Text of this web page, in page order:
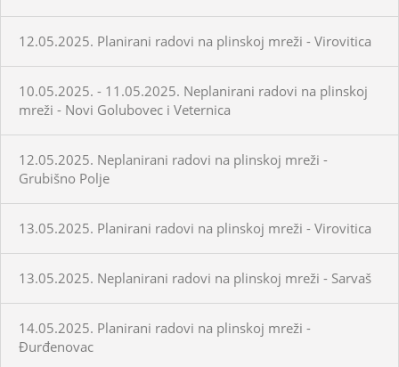
12.05.2025. Planirani radovi na plinskoj mreži - Virovitica
10.05.2025. - 11.05.2025. Neplanirani radovi na plinskoj
mreži - Novi Golubovec i Veternica
12.05.2025. Neplanirani radovi na plinskoj mreži -
Grubišno Polje
13.05.2025. Planirani radovi na plinskoj mreži - Virovitica
13.05.2025. Neplanirani radovi na plinskoj mreži - Sarvaš
14.05.2025. Planirani radovi na plinskoj mreži -
Đurđenovac